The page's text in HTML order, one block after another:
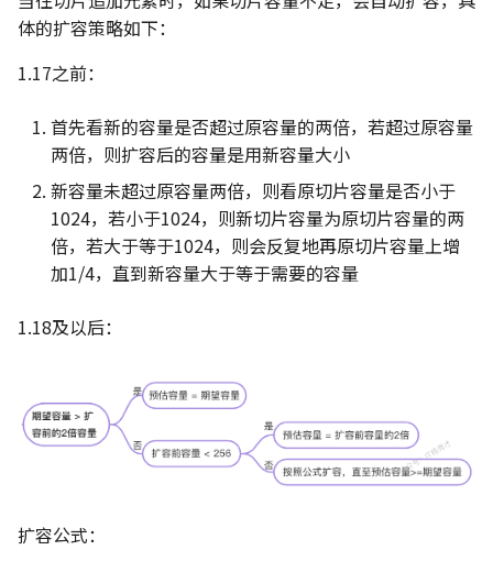
体的扩容策略如下：
1.17之前：
首先看新的容量是否超过原容量的两倍，若超过原容量
两倍，则扩容后的容量是用新容量大小
新容量未超过原容量两倍，则看原切片容量是否小于
1024，若小于1024，则新切片容量为原切片容量的两
倍，若大于等于1024，则会反复地再原切片容量上增
加1/4，直到新容量大于等于需要的容量
1.18及以后：
扩容公式：